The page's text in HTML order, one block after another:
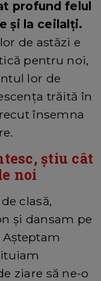
profund felul
și la ceilalți.
de astăzi e
pentru noi,
lor de
trăită în
însemna
știu cât
noi
clasă,
și dansam pe
ziare să ne-o